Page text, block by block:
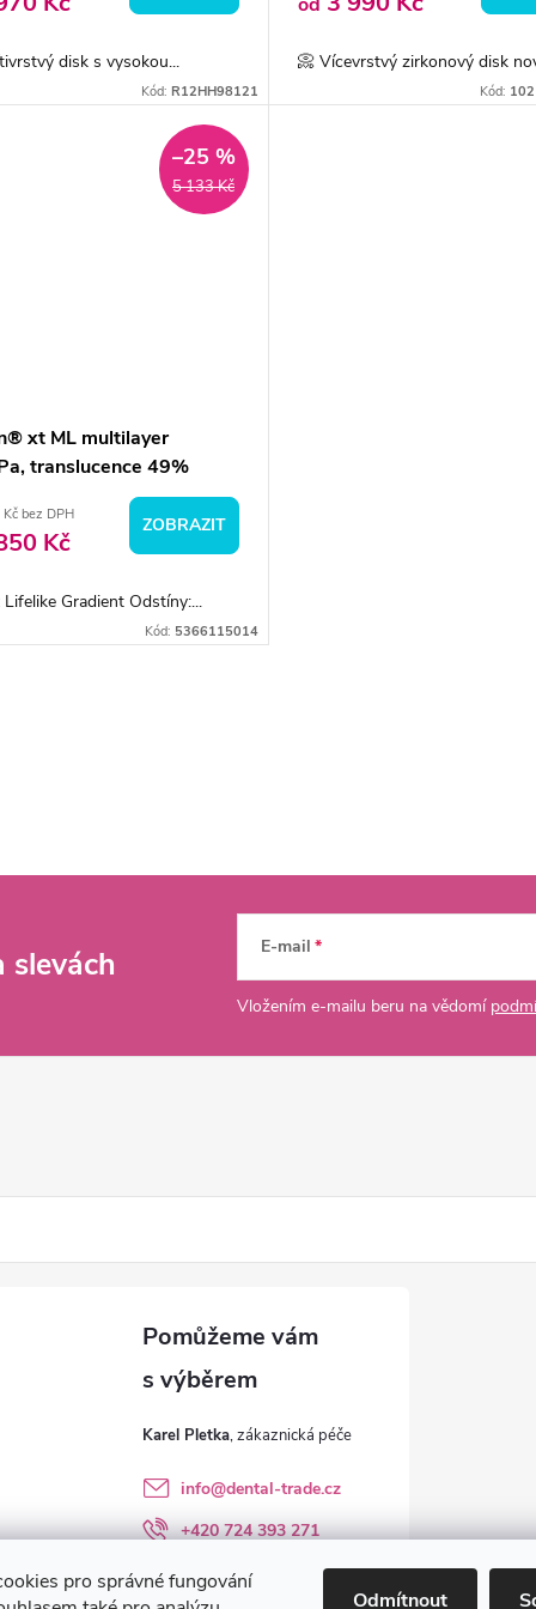
pro správné fungování
Odmítnout
disk s vysokou...
Kód: R12HH98121
📀 Vícevrstvý zirkonový disk
Kód:
5 133 Kč
–25 %
xt ML multilayer
translucence 49%
bez DPH
Kč
ZOBRAZIT
Gradient Odstíny:...
Kód: 5366115014
slevách E-mail
Vložením e-mailu beru na vědomí
Karel Pletka
info@dental-trade.cz
+420 724 393 271
Sledujte nás na FB